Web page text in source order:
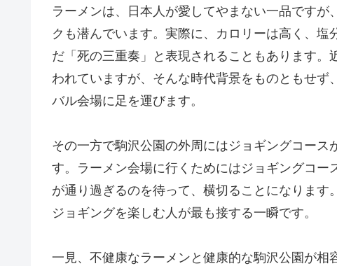
ラーメンは、日本人が愛してやまない一品です
クも潜んでいます。実際に、カロリーは高く、
だ「死の三重奏」と表現されることもあります
われていますが、そんな時代背景をものともせ
バル会場に足を運びます。
その一方で駒沢公園の外周にはジョギングコース
す。ラーメン会場に行くためにはジョギングコー
が通り過ぎるのを待って、横切ることになりま
ジョギングを楽しむ人が最も接する一瞬です。
一見、不健康なラーメンと健康的な駒沢公園が相